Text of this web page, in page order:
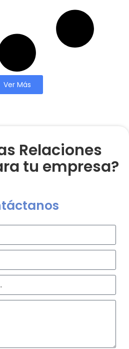
Ver Más
Relaciones
tu empresa?